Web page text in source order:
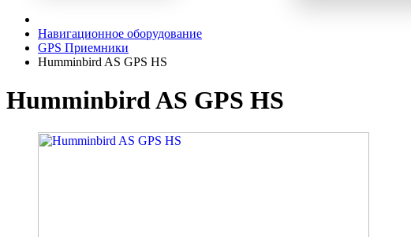
Навигационное оборудование
GPS Приемники
Humminbird AS GPS HS
Humminbird AS GPS HS